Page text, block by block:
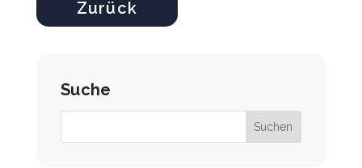
Zurück
Suche